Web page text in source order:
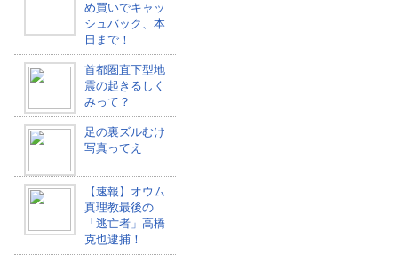
め買いでキャッ
シュバック、本
日まで！
首都圏直下型地
震の起きるしく
みって？
足の裏ズルむけ
写真ってえ
【速報】オウム
真理教最後の
「逃亡者」高橋
克也逮捕！